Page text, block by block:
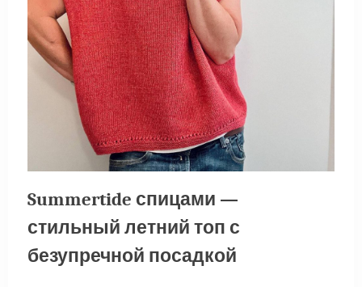
Summertide спицами —
стильный летний топ с
безупречной посадкой